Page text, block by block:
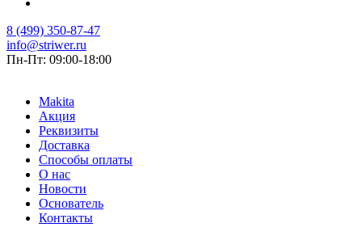
8 (499) 350-87-47
info@striwer.ru
Пн-Пт: 09:00-18:00
Makita
Акция
Реквизиты
Доставка
Способы оплаты
О нас
Новости
Основатель
Контакты